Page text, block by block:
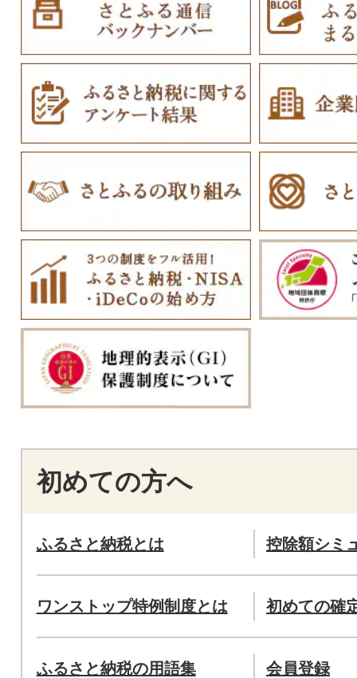
初めての方へ
ふるさと納税とは 控除額シミ
ワンストップ特例制度とは 初めての確
ふるさと納税の用語集 会員登録